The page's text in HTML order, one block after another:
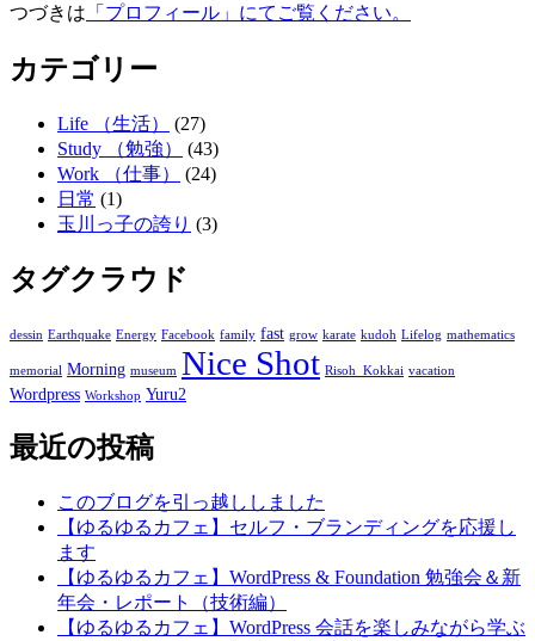
つづきは 「プロフィール」にてご覧ください。
カテゴリー
Life （生活）
(27)
Study （勉強）
(43)
Work （仕事）
(24)
日常 (1)
玉川っ子の誇り (3)
タグクラウド
dessin Earthquake Energy Facebook family fast grow karate kudoh Lifelog mathematics
memorial Morning museum Nice Shot Risoh_Kokkai vacation
Wordpress Workshop Yuru2
最近の投稿
このブログを引っ越ししました
【ゆるゆるカフェ】セルフ・ブランディングを応援し
ます
【ゆるゆるカフェ】WordPress & Foundation 勉強会＆新
年会・レポート（技術編）
【ゆるゆるカフェ】WordPress 会話を楽しみながら学ぶ